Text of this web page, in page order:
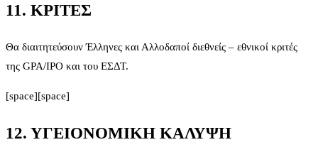
11. ΚΡΙΤΕΣ
Θα διαιτητεύσουν Έλληνες και Αλλοδαποί διεθνείς – εθνικοί κριτές
της GPA/IPO και του ΕΣΔΤ.
[space][space]
12. ΥΓΕΙΟΝΟΜΙΚΗ ΚΑΛΥΨΗ